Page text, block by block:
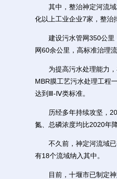
其中，整治神定河流域
化以上工业企业7家，整治
建设污水管网350公里，
网60余公里，高标准治理
为提高污水处理能力，
MBR膜工艺污水处理工程
达到Ⅲ-Ⅳ类标准。
历经多年持续攻坚，
氮、总磷浓度均比2020年
不久前，神定河流域已
有18个流域纳入其中。
目前，十堰市已制定神